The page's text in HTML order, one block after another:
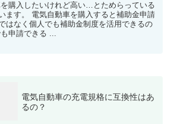
購入したいけれど高い…とためらっている
ます。 電気自動車を購入すると補助金申請
はなく個人でも補助金制度を活用できるの
申請できる ...
電気自動車の充電規格に互換性はあ
るの？